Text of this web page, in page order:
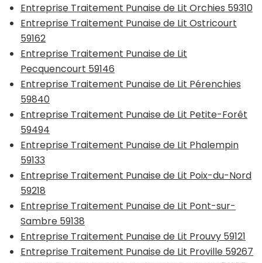
Entreprise Traitement Punaise de Lit Orchies 59310
Entreprise Traitement Punaise de Lit Ostricourt
59162
Entreprise Traitement Punaise de Lit
Pecquencourt 59146
Entreprise Traitement Punaise de Lit Pérenchies
59840
Entreprise Traitement Punaise de Lit Petite-Forêt
59494
Entreprise Traitement Punaise de Lit Phalempin
59133
Entreprise Traitement Punaise de Lit Poix-du-Nord
59218
Entreprise Traitement Punaise de Lit Pont-sur-
Sambre 59138
Entreprise Traitement Punaise de Lit Prouvy 59121
Entreprise Traitement Punaise de Lit Proville 59267